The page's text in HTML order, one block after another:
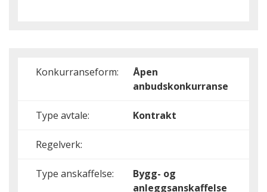
Konkurranseform:
Åpen
anbudskonkurranse
Type avtale: Kontrakt
Regelverk:
Type anskaffelse:
Bygg- og
anleggsanskaffelse